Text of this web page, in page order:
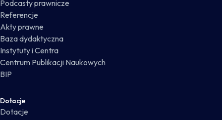
Podcasty prawnicze
Referencje
Akty prawne
Baza dydaktyczna
Instytuty i Centra
Centrum Publikacji Naukowych
BIP
Dotacje
Dotacje